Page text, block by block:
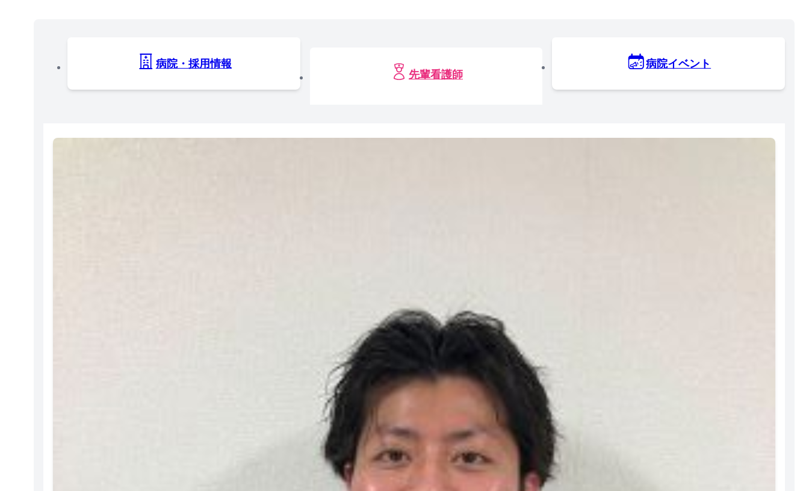
病院・採用情報
先輩看護師
病院イベント